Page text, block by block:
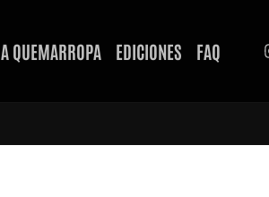
A QUEMARROPA EDICIONES FAQ